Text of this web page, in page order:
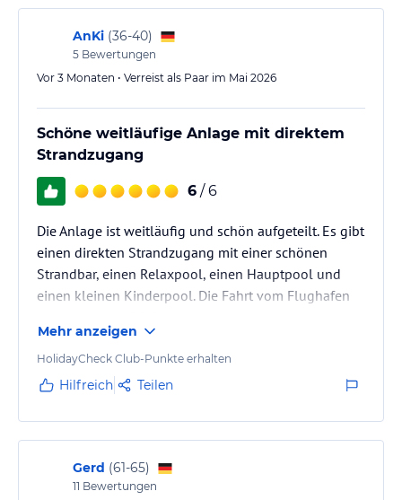
fleißig und hilfsbereit. Die Zimmer sind etwas in die
Jahre gekommen aber sehr sauber .
AnKi (36-40)
5 Bewertungen
Vor 3 Monaten • Verreist als Paar im Mai 2026
Schöne weitläufige Anlage mit direktem
Strandzugang
6 / 6
Die Anlage ist weitläufig und schön aufgeteilt. Es gibt
einen direkten Strandzugang mit einer schönen
Strandbar, einen Relaxpool, einen Hauptpool und
einen kleinen Kinderpool. Die Fahrt vom Flughafen
Mehr anzeigen
HolidayCheck Club-Punkte erhalten
Hilfreich Teilen
Gerd (61-65)
11 Bewertungen